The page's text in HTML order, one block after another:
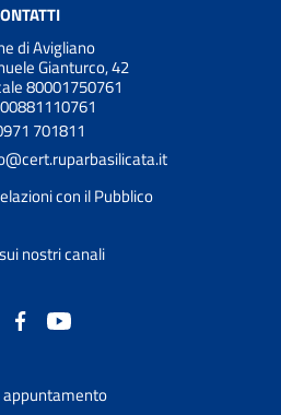
di Avigliano
Gianturco, 42
80001750761
00881110761
701811
con il Pubblico
nostri canali